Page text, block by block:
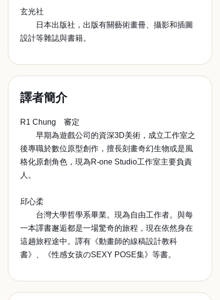
玄光社
日本出版社，出版有關藝術畫冊、攝影和插圖
設計等雜誌與書籍。
譯者簡介
R1 Chung 審定
早期為遊戲公司的資深3D美術，成立工作室之
後專職於數位原型創作，擅長刻畫奇幻生物或是風
格化原創角色，現為R-one Studio工作室主要負責
人。
邱心柔
台灣大學哲學系畢業。現為自由工作者。與每
一本譯書邂逅都是一場驚奇的旅程，現在依然身在
這趟旅程途中。譯有《動畫師的線稿設計教科
書》、《性感女孩のSEXY POSE集》等書。